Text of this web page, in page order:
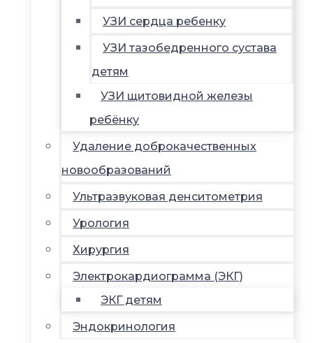
УЗИ сердца ребенку
УЗИ тазобедренного сустава
детям
УЗИ щитовидной железы
ребёнку
Удаление доброкачественных
новообразований
Ультразвуковая денситометрия
Урология
Хирургия
Электрокардиограмма (ЭКГ)
ЭКГ детям
Эндокринология